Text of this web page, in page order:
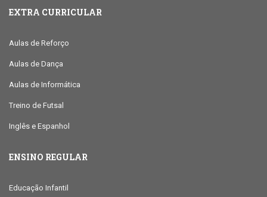
EXTRA CURRICULAR
Aulas de Reforço
Aulas de Dança
Aulas de Informática
Treino de Futsal
Inglês e Espanhol
ENSINO REGULAR
Educação Infantil